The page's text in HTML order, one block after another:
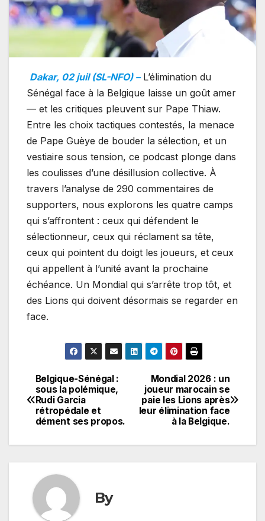
Dakar, 02 juil (SL-NFO) – L’élimination du
Sénégal face à la Belgique laisse un goût amer
— et les critiques pleuvent sur Pape Thiaw.
Entre les choix tactiques contestés, la menace
de Pape Guèye de bouder la sélection, et un
vestiaire sous tension, ce podcast plonge dans
les coulisses d’une désillusion collective. À
travers l’analyse de 290 commentaires de
supporters, nous explorons les quatre camps
qui s’affrontent : ceux qui défendent le
sélectionneur, ceux qui réclament sa tête,
ceux qui pointent du doigt les joueurs, et ceux
qui appellent à l’unité avant la prochaine
échéance. Un Mondial qui s’arrête trop tôt, et
des Lions qui doivent désormais se regarder en
face.
Navigation
de
Mondial 2026 : un
joueur marocain se
paie les Lions après
leur élimination face
à la Belgique.
Belgique-Sénégal :
sous la polémique,
Rudi Garcia
rétropédale et
dément ses propos.
By